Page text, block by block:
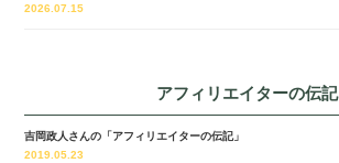
2026.07.15
アフィリエイターの伝記
吉岡政人さんの「アフィリエイターの伝記」
2019.05.23